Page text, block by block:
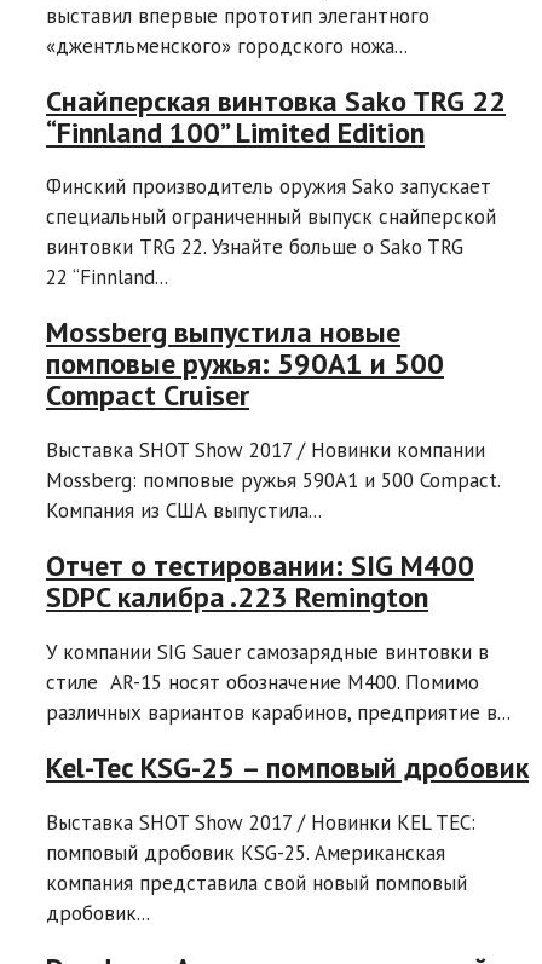
выставил впервые прототип элегантного
«джентльменского» городского ножа...
Снайперская винтовка Sako TRG 22
“Finnland 100” Limited Edition
Финский производитель оружия Sako запускает
специальный ограниченный выпуск снайперской
винтовки TRG 22. Узнайте больше о Sako TRG
22 “Finnland...
Mossberg выпустила новые
помповые ружья: 590A1 и 500
Compact Cruiser
Выставка SHOT Show 2017 / Новинки компании
Mossberg: помповые ружья 590A1 и 500 Compact.
Компания из США выпустила...
Отчет о тестировании: SIG M400
SDPC калибра .223 Remington
У компании SIG Sauer самозарядные винтовки в
стиле AR-15 носят обозначение M400. Помимо
различных вариантов карабинов, предприятие в...
Kel-Tec KSG-25 – помповый дробовик
Выставка SHOT Show 2017 / Новинки KEL TEC:
помповый дробовик KSG-25. Американская
компания представила свой новый помповый
дробовик...